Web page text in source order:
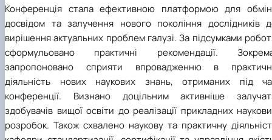
Конференція стала ефективною платформою для
досвідом та залучення нового покоління дослідників
вирішення актуальних проблем галузі. За підсумками
сформульовано практичні рекомендації.
запропоновано сприяти впровадженню в
діяльність нових наукових знань, отриманих під
конференції. Визнано доцільним активніше
здобувачів вищої освіти до реалізації прикладних
розробок. Також схвалено наукову та практичну